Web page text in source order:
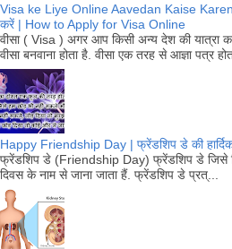
Visa ke Liye Online Aavedan Kaise
करें | How to Apply for Visa Online
वीसा ( Visa ) अगर आप किसी अन्य देश की यात्रा
वीसा बनवाना होता है. वीसा एक तरह से आज्ञा पत्र
Happy Friendship Day | फ्रेंडशिप डे की
फ्रेंडशिप डे (Friendship Day) फ्रेंडशिप डे जिसे
दिवस के नाम से जाना जाता हैं. फ्रेंडशिप डे प्रत्...